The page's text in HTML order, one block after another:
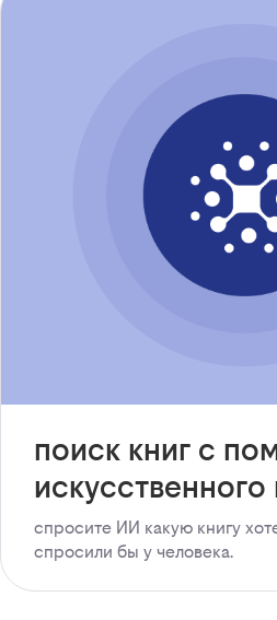
поиск книг с
искусственного
спросите ИИ какую книгу
спросили бы у человека.